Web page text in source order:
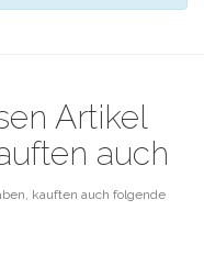
Artikel
auch
kauften auch folgende